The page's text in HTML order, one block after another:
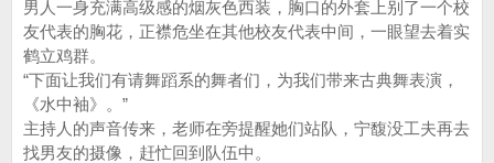
男人一身充满高级感的烟灰色西装，胸口的外套上别了一个校
友代表的胸花，正襟危坐在其他校友代表中间，一眼望去着实
鹤立鸡群。
“下面让我们有请舞蹈系的舞者们，为我们带来古典舞表演，
《水中袖》。”
主持人的声音传来，老师在旁提醒她们站队，宁馥没工夫再去
找男友的摄像，赶忙回到队伍中。